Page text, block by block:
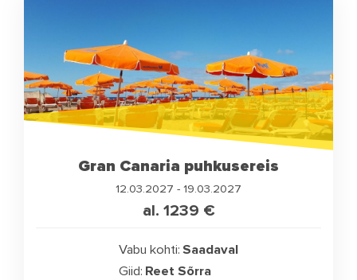
Gran Canaria puhkusereis
12.03.2027 - 19.03.2027
al. 1239 €
Vabu kohti: Saadaval
Giid: Reet Sõrra